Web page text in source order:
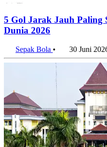
5 Gol Jarak Jauh Paling
Dunia 2026
Sepak Bola • 30 Juni